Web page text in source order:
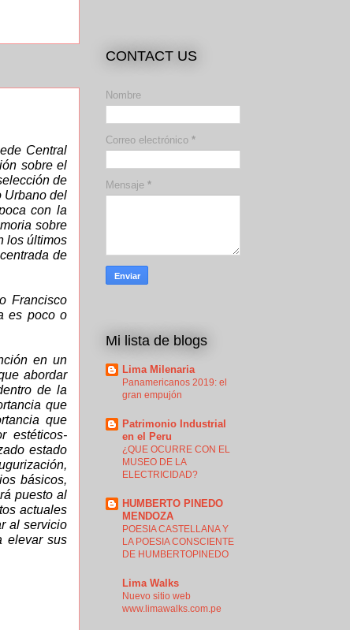
Central
sobre el
de
Urbano del
con la
sobre
los últimos
de
Francisco
es poco o
en un
abordar
de la
que
que
estéticos-
estado
básicos,
puesto al
actuales
al servicio
elevar sus
CONTACT US
Nombre
Correo electrónico *
Mensaje *
Mi lista de blogs
Lima Milenaria
Panamericanos 2019: el
gran empujón
Patrimonio Industrial
en el Peru
¿QUE OCURRE CON EL
MUSEO DE LA
ELECTRICIDAD?
HUMBERTO PINEDO
MENDOZA
POESIA CASTELLANA Y
LA POESIA CONSCIENTE
DE HUMBERTOPINEDO
Lima Walks
Nuevo sitio web
www.limawalks.com.pe